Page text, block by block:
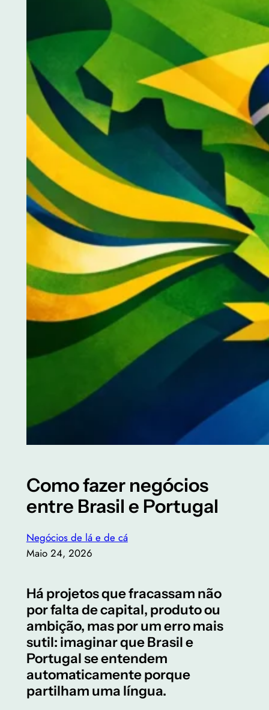
Como fazer negócios
entre Brasil e Portugal
Negócios de lá e de cá
Maio 24, 2026
Há projetos que fracassam não
por falta de capital, produto ou
ambição, mas por um erro mais
sutil: imaginar que Brasil e
Portugal se entendem
automaticamente porque
partilham uma língua.